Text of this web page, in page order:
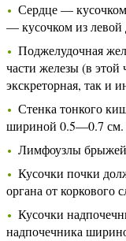
Сердце —
— кусочком из левой
Поджелудочная
части железы (в этой
экскреторная, так и
Стенка тонкого
шириной 0.5—0.7 см.
Лимфоузлы
Кусочки почки
органа от коркового
Кусочки
надпочечника